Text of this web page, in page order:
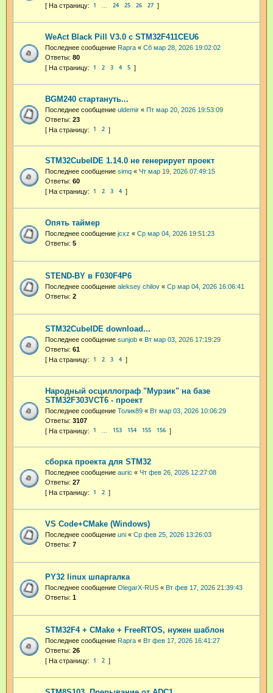
1 24 25 26 27
WeAct Black Pill V3.0 с STM32F411CEU6
Последнее сообщение Rapra « Сб мар 28, 2026 19:02:02
Ответы: 80
1 2 3 4 5
BGM240 стартануть...
Последнее сообщение uldemir « Пт мар 20, 2026 19:53:09
Ответы: 23
1 2
STM32CubeIDE 1.14.0 не генерирует проект
Последнее сообщение simq « Чт мар 19, 2026 07:49:15
Ответы: 60
1 2 3 4
Опять таймер
Последнее сообщение jcxz « Ср мар 04, 2026 19:51:23
Ответы: 5
STEND-BY в F030F4P6
Последнее сообщение aleksey chilov « Ср мар 04, 2026 16:06:41
Ответы: 2
STM32CubeIDE download...
Последнее сообщение sunjob « Вт мар 03, 2026 17:19:29
Ответы: 61
1 2 3 4
Народный осциллограф "Мурзик" на базе
STM32F303VCT6 - проект
Последнее сообщение Толик89 « Вт мар 03, 2026 10:06:29
Ответы: 3107
1 153 154 155 156
сборка проекта для STM32
Последнее сообщение auric « Чт фев 26, 2026 12:27:08
Ответы: 27
1 2
VS Code+CMake (Windows)
Последнее сообщение uni « Ср фев 25, 2026 13:26:03
Ответы: 7
PY32 linux шпаргалка
Последнее сообщение OlegarX-RUS « Вт фев 17, 2026 21:39:43
Ответы: 1
STM32F4 + CMake + FreeRTOS, нужен шаблон
Последнее сообщение Rapra « Вт фев 17, 2026 16:41:27
Ответы: 26
1 2